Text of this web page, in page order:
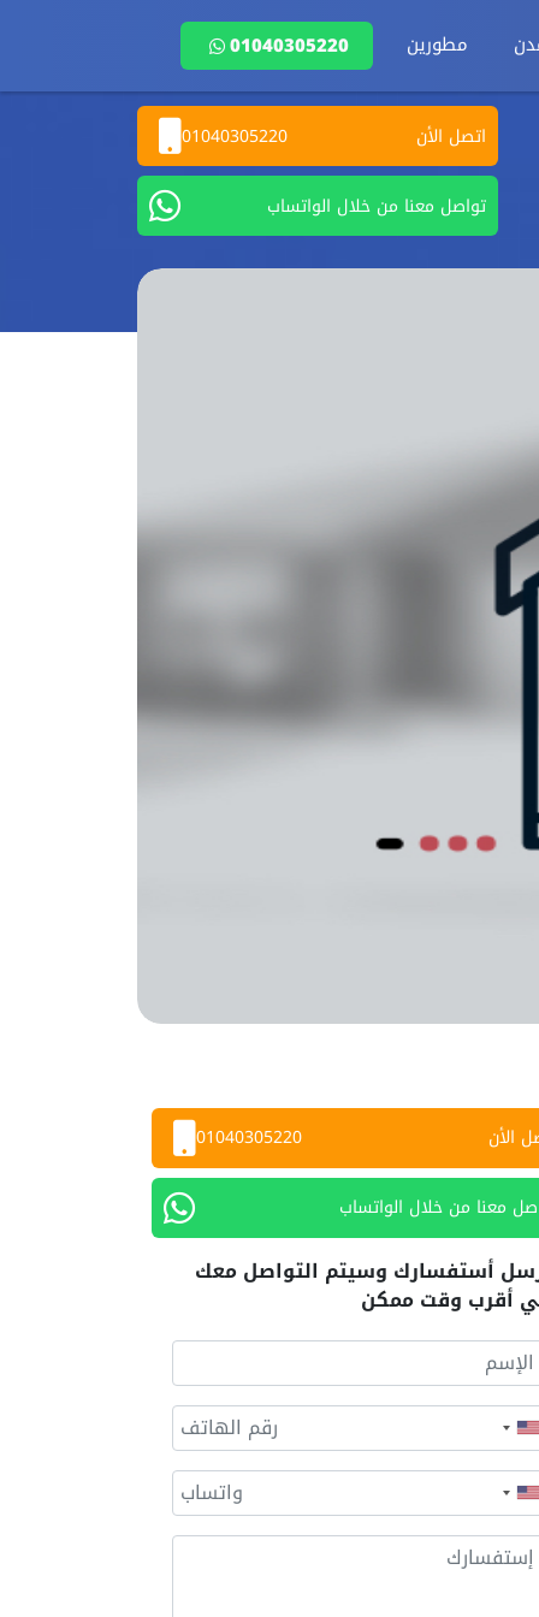
مطورين 01040305220
اتصل الأن 01040305220
تواصل معنا من خلال الواتساب
الأن 01040305220
معنا من خلال الواتساب
أستفسارك وسيتم التواصل معك
أقرب وقت ممكن